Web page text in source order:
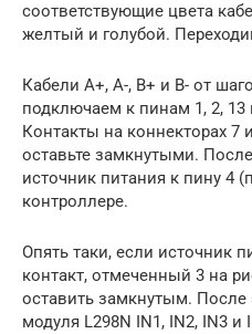
соответствующие цвета
желтый и голубой.
Кабели A+, A-, B+ и B- от
подключаем к пинам 1, 2, 13
Контакты на коннекторах 7
оставьте замкнутыми.
источник питания к пину 4
контроллере.
Опять таки, если источник
контакт, отмеченный 3 на
оставить замкнутым. После
модуля L298N IN1, IN2, IN3